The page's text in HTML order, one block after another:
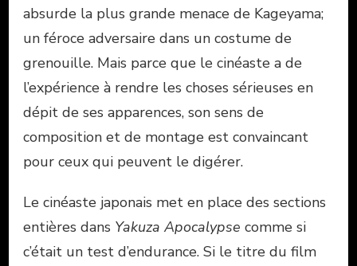
absurde la plus grande menace de Kageyama;
un féroce adversaire dans un costume de
grenouille. Mais parce que le cinéaste a de
l’expérience à rendre les choses sérieuses en
dépit de ses apparences, son sens de
composition et de montage est convaincant
pour ceux qui peuvent le digérer.
Le cinéaste japonais met en place des sections
entières dans Yakuza Apocalypse comme si
c’était un test d’endurance. Si le titre du film